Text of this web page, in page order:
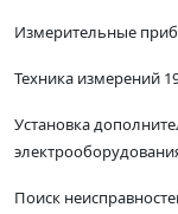
Измерительные
Техника измерений
Установка
Поиск